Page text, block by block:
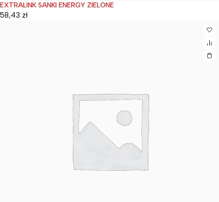
Wyprzedane
EXTRALINK SANKI ENERGY ZIELONE
58,43 zł